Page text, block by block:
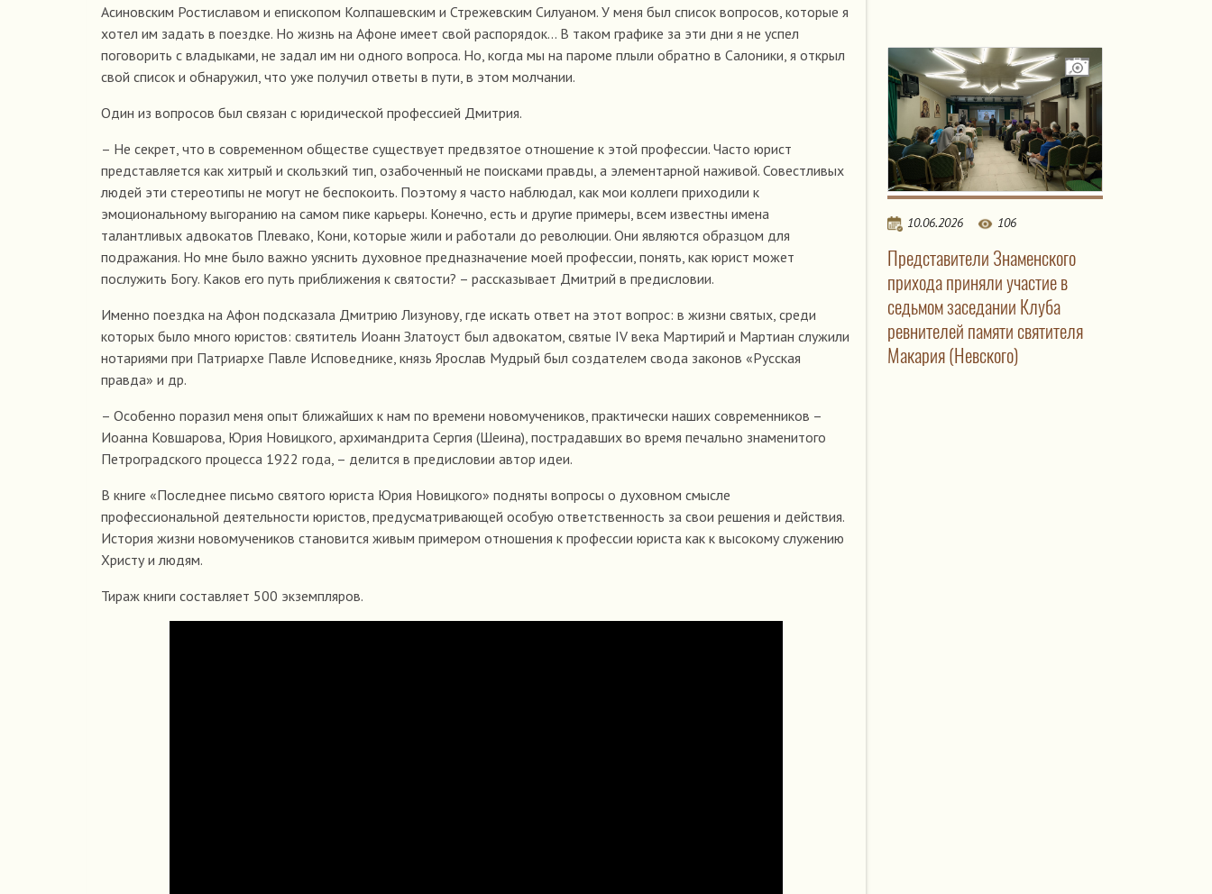
Асиновским Ростиславом и епископом Колпашевским и Стрежевским Силуаном. У меня был список вопросов, которые я
хотел им задать в поездке. Но жизнь на Афоне имеет свой распорядок... В таком графике за эти дни я не успел
поговорить с владыками, не задал им ни одного вопроса. Но, когда мы на пароме плыли обратно в Салоники, я открыл
свой список и обнаружил, что уже получил ответы в пути, в этом молчании.
Один из вопросов был связан с юридической профессией Дмитрия.
– Не секрет, что в современном обществе существует предвзятое отношение к этой профессии. Часто юрист
представляется как хитрый и скользкий тип, озабоченный не поисками правды, а элементарной наживой. Совестливых
людей эти стереотипы не могут не беспокоить. Поэтому я часто наблюдал, как мои коллеги приходили к
эмоциональному выгоранию на самом пике карьеры. Конечно, есть и другие примеры, всем известны имена
талантливых адвокатов Плевако, Кони, которые жили и работали до революции. Они являются образцом для
подражания. Но мне было важно уяснить духовное предназначение моей профессии, понять, как юрист может
послужить Богу. Каков его путь приближения к святости? – рассказывает Дмитрий в предисловии.
Именно поездка на Афон подсказала Дмитрию Лизунову, где искать ответ на этот вопрос: в жизни святых, среди
которых было много юристов: святитель Иоанн Златоуст был адвокатом, святые IV века Мартирий и Мартиан служили
нотариями при Патриархе Павле Исповеднике, князь Ярослав Мудрый был создателем свода законов «Русская
правда» и др.
– Особенно поразил меня опыт ближайших к нам по времени новомучеников, практически наших современников –
Иоанна Ковшарова, Юрия Новицкого, архимандрита Сергия (Шеина), пострадавших во время печально знаменитого
Петроградского процесса 1922 года, – делится в предисловии автор идеи.
В книге «Последнее письмо святого юриста Юрия Новицкого» подняты вопросы о духовном смысле
профессиональной деятельности юристов, предусматривающей особую ответственность за свои решения и действия.
История жизни новомучеников становится живым примером отношения к профессии юриста как к высокому служению
Христу и людям.
Тираж книги составляет 500 экземпляров.
10.06.2026 106
Представители Знаменского
прихода приняли участие в
седьмом заседании Клуба
ревнителей памяти святителя
Макария (Невского)